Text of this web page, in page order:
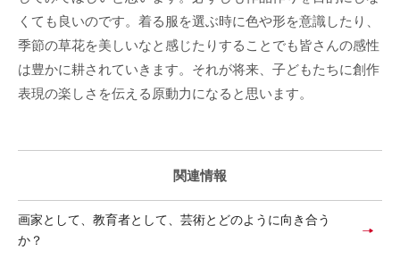
くても良いのです。着る服を選ぶ時に色や形を意識したり、
季節の草花を美しいなと感じたりすることでも皆さんの感性
は豊かに耕されていきます。それが将来、子どもたちに創作
表現の楽しさを伝える原動力になると思います。
関連情報
画家として、教育者として、芸術とどのように向き合う
か？